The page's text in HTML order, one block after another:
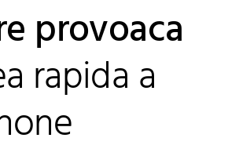
provoaca
rapida a